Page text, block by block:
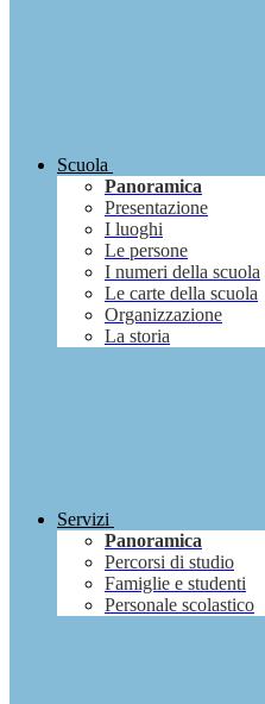
Scuola
Panoramica
Presentazione
I luoghi
Le persone
I numeri della scuola
Le carte della scuola
Organizzazione
La storia
Servizi
Panoramica
Percorsi di studio
Famiglie e studenti
Personale scolastico